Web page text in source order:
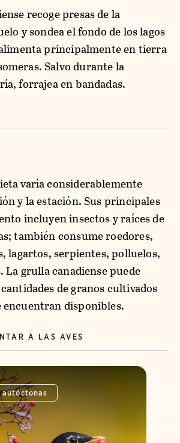
recoge presas de la
y sondea el fondo de los lagos
principalmente en tierra
Salvo durante la
forrajea en bandadas.
varía considerablemente
y la estación. Sus principales
incluyen insectos y raíces de
también consume roedores,
lagartos, serpientes, polluelos,
La grulla canadiense puede
de granos cultivados
encuentran disponibles.
A LAS AVES